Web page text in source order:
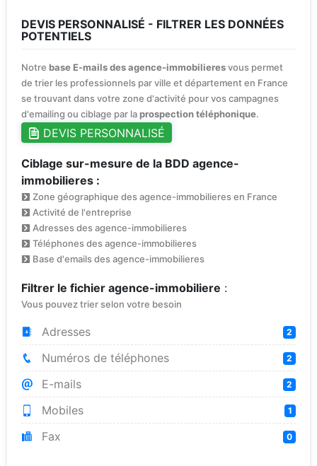
DEVIS PERSONNALISÉ - FILTRER LES DONNÉES
POTENTIELS
Notre base E-mails des agence-immobilieresvous permet
de trier les professionnels par ville et département en France
se trouvant dans votre zone d'activité pour vos campagnes
d'emailing ou ciblage par laprospection téléphonique.
DEVIS PERSONNALISÉ
Ciblage sur-mesure de la BDD agence-
immobilieres :
Zone géographique des agence-immobilieres en France
Activité de l'entreprise
Adresses des agence-immobilieres
Téléphones des agence-immobilieres
Base d'emails des agence-immobilieres
Filtrer le fichier agence-immobiliere :
Vous pouvez trier selon votre besoin
Adresses 2
Numéros de téléphones 2
E-mails 2
Mobiles 1
Fax 0